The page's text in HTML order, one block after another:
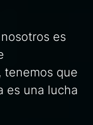
es
tenemos que
es una lucha